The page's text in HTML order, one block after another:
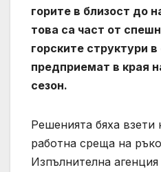
горите в близост до
това са част от
горските структури
предприемат в края
сезон.
Решенията бяха взети
работна среща на
Изпълнителна